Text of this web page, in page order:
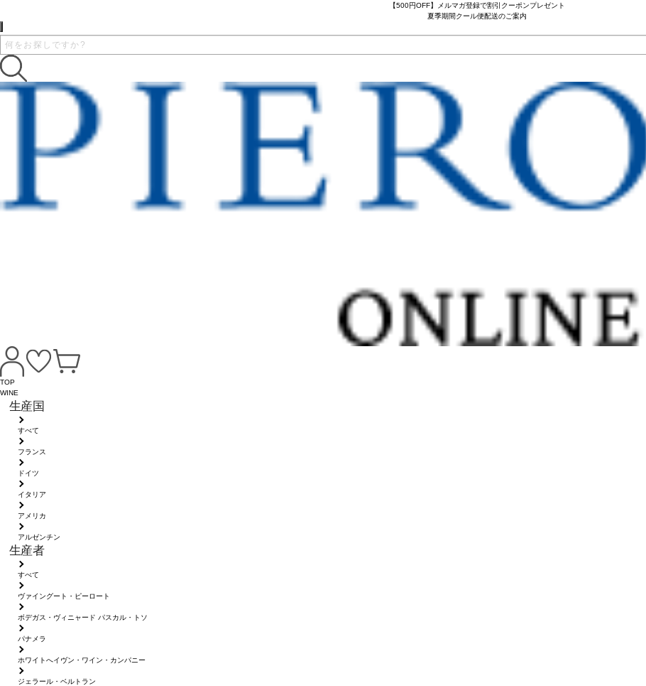
【500円OFF】メルマガ登録で割引クーポンプレゼント
夏季期間クール便配送のご案内
TOP
WINE
生産国
すべて
フランス
ドイツ
イタリア
アメリカ
アルゼンチン
生産者
すべて
ヴァイングート・ピーロート
ボデガス・ヴィニャード パスカル・トソ
パナメラ
ホワイトへイヴン・ワイン・カンパニー
ジェラール・ベルトラン